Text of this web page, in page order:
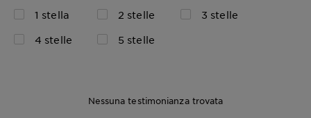
1 stella 2 stelle
3 stelle
4 stelle
5 stelle
Nessuna testimonianza trovata